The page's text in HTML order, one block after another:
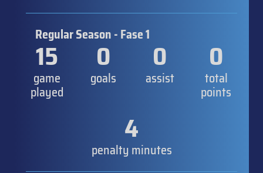
Regular Season - Fase 1
15
game
played
0
goals
0
assist
0
total
points
4
penalty minutes